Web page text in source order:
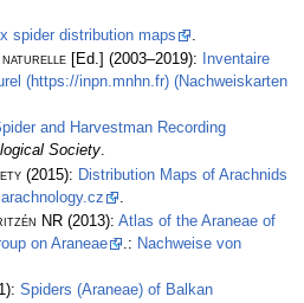
spider distribution maps
naturelle [Ed.] (2003–2019):
Inventaire
(https://inpn.mnhn.fr) (Nachweiskarten
and Harvestman Recording
Society.
(2015): Distribution Maps of Arachnids
NR (2013): Atlas of the Araneae of
on Araneae
.: Nachweise von
Spiders (Araneae) of Balkan